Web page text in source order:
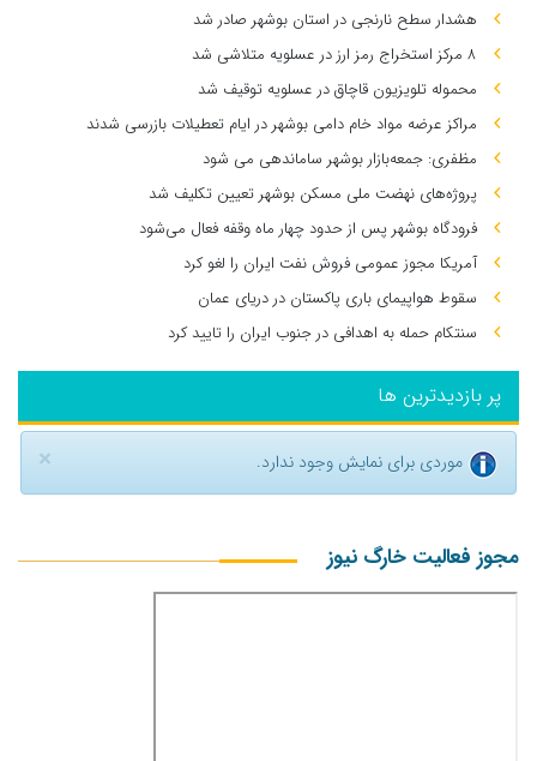
هشدار سطح نارنجی در استان بوشهر صادر شد
۸ مرکز استخراج رمز ارز در عسلویه متلاشی شد
محموله تلویزیون قاچاق در عسلویه توقیف شد
مراکز عرضه مواد خام دامی بوشهر در ایام تعطیلات بازرسی شدند
مظفری: جمعه‌بازار بوشهر ساماندهی می‌ شود
پروژه‌های نهضت ملی مسکن بوشهر تعیین تکلیف شد
فرودگاه بوشهر پس از حدود چهار ماه وقفه فعال می‌شود
آمریکا مجوز عمومی فروش نفت ایران را لغو کرد
سقوط هواپیمای باری پاکستان در دریای عمان
سنتکام حمله به اهدافی در جنوب ایران را تایید کرد
پر بازدیدترین ها
× موردی برای نمایش وجود ندارد.
مجوز فعالیت خارگ نیوز